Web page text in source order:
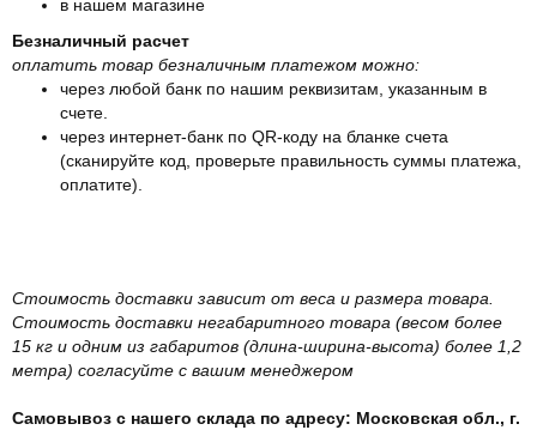
в нашем магазине
Безналичный расчет
оплатить товар безналичным платежом можно:
через любой банк по нашим реквизитам, указанным в
счете.
через интернет-банк по QR-коду на бланке счета
(сканируйте код, проверьте правильность суммы платежа,
оплатите).
Стоимость доставки зависит от веса и размера товара.
Стоимость доставки негабаритного товара (весом более
15 кг и одним из габаритов (длина-ширина-высота) более 1,2
метра) согласуйте с вашим менеджером
Самовывоз с нашего склада по адресу: Московская обл., г.